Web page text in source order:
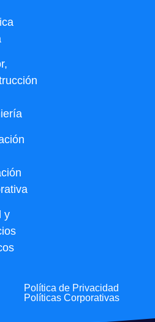
y
Política de Privacidad
Políticas Corporativas